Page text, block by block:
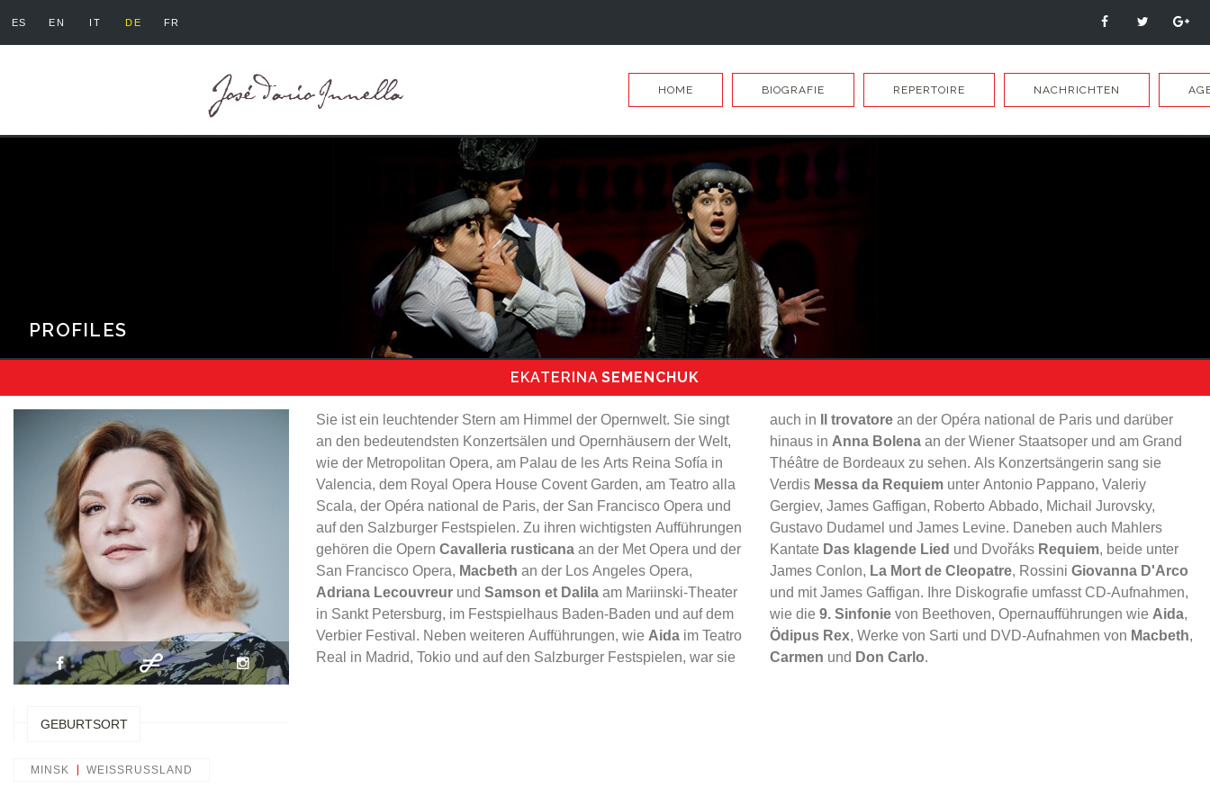
ES EN IT DE FR
HOME BIOGRAFIE REPERTOIRE NACHRICHTEN
PROFILES
EKATERINA SEMENCHUK
GEBURTSORT
MINSK WEISSRUSSLAND
Sie ist ein leuchtender Stern am Himmel der Opernwelt. Sie singt
an den bedeutendsten Konzertsälen und Opernhäusern der Welt,
wie der Metropolitan Opera, am Palau de les Arts Reina Sofía in
Valencia, dem Royal Opera House Covent Garden, am Teatro alla
Scala, der Opéra national de Paris, der San Francisco Opera und
auf den Salzburger Festspielen. Zu ihren wichtigsten Aufführungen
gehören die Opern Cavalleria rusticana an der Met Opera und der
San Francisco Opera, Macbeth an der Los Angeles Opera,
Adriana Lecouvreur und Samson et Dalila am Mariinski-Theater
in Sankt Petersburg, im Festspielhaus Baden-Baden und auf dem
Verbier Festival. Neben weiteren Aufführungen, wie Aida im Teatro
Real in Madrid, Tokio und auf den Salzburger Festspielen, war sie
auch in Il trovatore an der Opéra national de Paris und darüber
hinaus in Anna Bolena an der Wiener Staatsoper und am Grand
Théâtre de Bordeaux zu sehen. Als Konzertsängerin sang sie
Verdis Messa da Requiem unter Antonio Pappano, Valeriy
Gergiev, James Gaffigan, Roberto Abbado, Michail Jurovsky,
Gustavo Dudamel und James Levine. Daneben auch Mahlers
Kantate Das klagende Lied und Dvořáks Requiem, beide unter
James Conlon, La Mort de Cleopatre, Rossini Giovanna D'Arco
und mit James Gaffigan. Ihre Diskografie umfasst CD-Aufnahmen,
wie die 9. Sinfonie von Beethoven, Opernaufführungen wie Aida,
Ödipus Rex, Werke von Sarti und DVD-Aufnahmen von Macbeth,
Carmen und Don Carlo.